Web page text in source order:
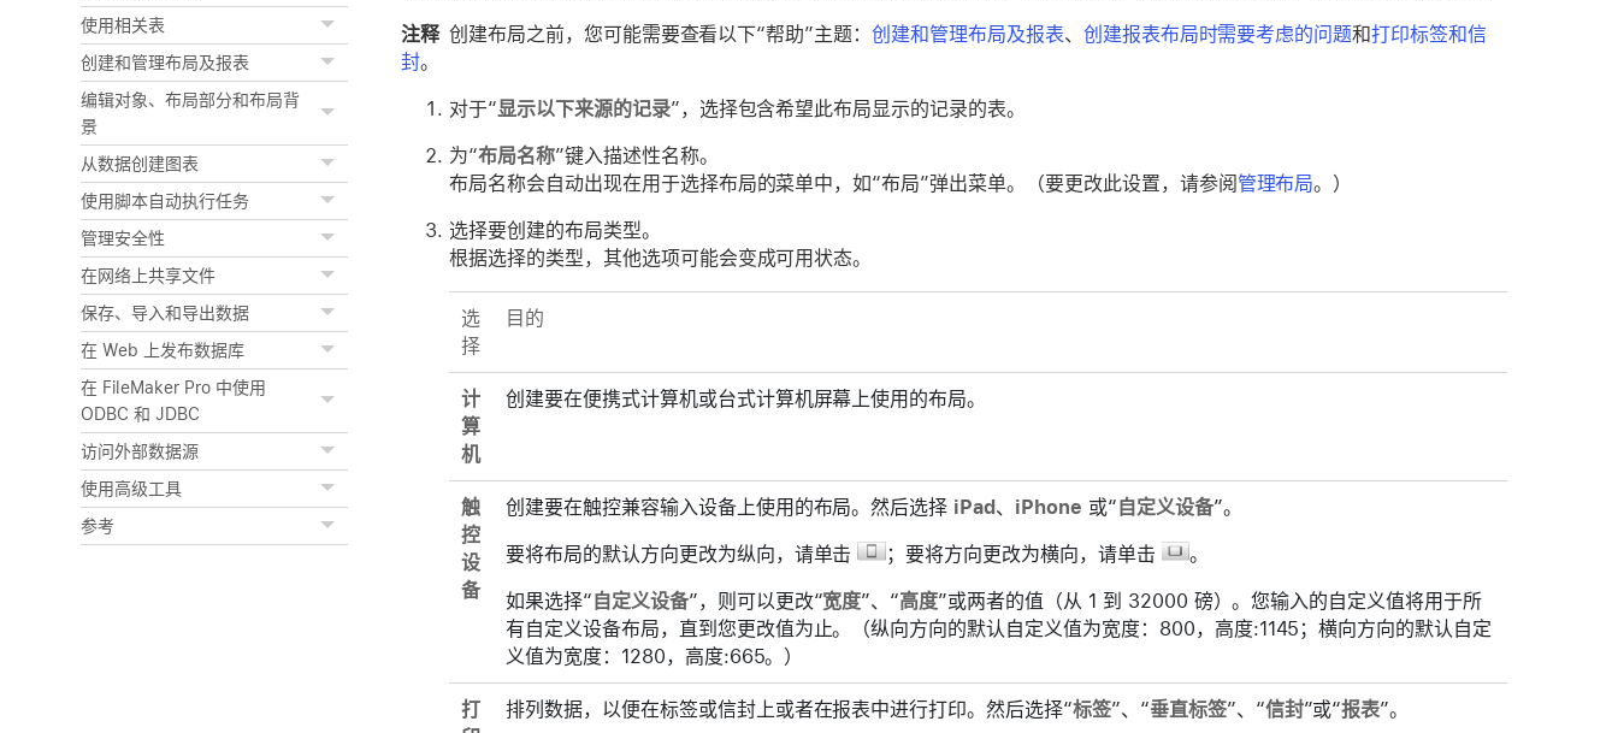
使用相关表
创建和管理布局及报表
编辑对象、布局部分和布局背
景
从数据创建图表
使用脚本自动执行任务
管理安全性
在网络上共享文件
保存、导入和导出数据
在 Web 上发布数据库
在 FileMaker Pro 中使用
ODBC 和 JDBC
访问外部数据源
使用高级工具
参考
注释 创建布局之前，您可能需要查看以下“帮助”主题：创建和管理布局及报表、 创建报表布局时需要考虑的问题和打印标签和信
封。
对于“显示以下来源的记录”，选择包含希望此布局显示的记录的表。
为“布局名称”键入描述性名称。
布局名称会自动出现在用于选择布局的菜单中，如“布局”弹出菜单。（要更改此设置，请参阅管理布局。）
选择要创建的布局类型。
根据选择的类型，其他选项可能会变成可用状态。
选
择
目的
计
算
机
创建要在便携式计算机或台式计算机屏幕上使用的布局。
触
控
设
备
创建要在触控兼容输入设备上使用的布局。然后选择 iPad、 iPhone 或“自定义设备”。
要将布局的默认方向更改为纵向，请单击 ；要将方向更改为横向，请单击 。
如果选择“自定义设备”，则可以更改“宽度”、“高度”或两者的值（从 1 到 32000 磅）。您输入的自定义值将用于所
有自定义设备布局，直到您更改值为止。（纵向方向的默认自定义值为宽度：800，高度:1145；横向方向的默认自定
义值为宽度：1280，高度:665。）
打
排列数据，以便在标签或信封上或者在报表中进行打印。然后选择“标签”、“垂直标签”、“信封”或“报表”。